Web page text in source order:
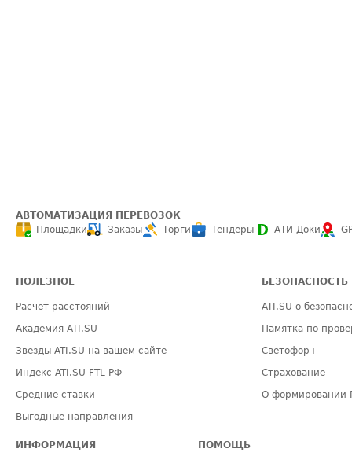
АВТОМАТИЗАЦИЯ ПЕРЕВОЗОК
Площадки
Заказы Торги Тендеры АТИ-Доки
ПОЛЕЗНОЕ
Расчет расстояний
Академия ATI.SU
Звезды ATI.SU на вашем сайте
Индекс ATI.SU FTL РФ
Средние ставки
Выгодные направления
БЕЗОПАСНОСТЬ
ATI.SU о
Памятка по
Светофор+
Страхование
О формировании
ИНФОРМАЦИЯ ПОМОЩЬ